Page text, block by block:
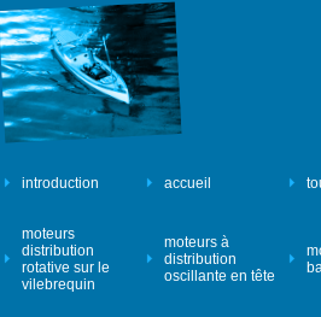
introduction accueil
moteurs
distribution
rotative sur le
vilebrequin
moteurs à
distribution
oscillante en tête